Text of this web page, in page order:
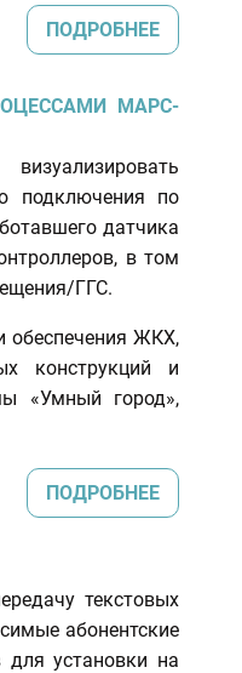
ПОДРОБНЕЕ
МАРС-
подключения по
датчика
в том
ГГС.
обеспечения ЖКХ,
конструкций и
«Умный город»,
ПОДРОБНЕЕ
текстовых
абонентские
установки на